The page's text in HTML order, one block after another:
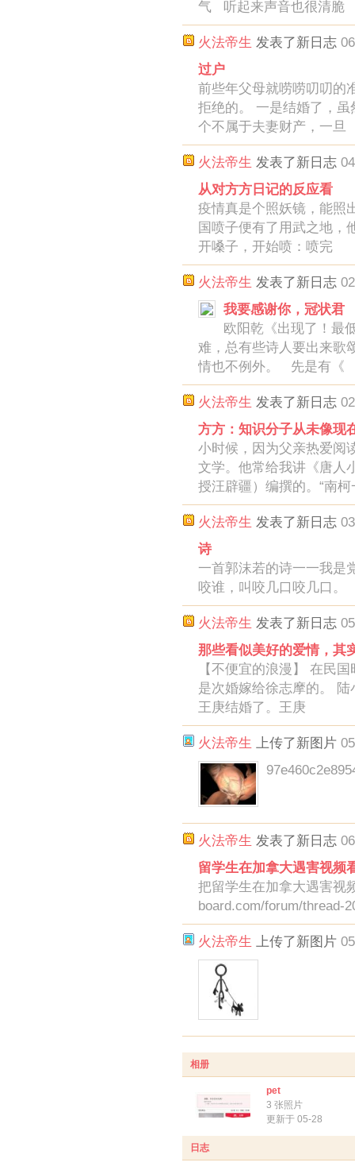
气 听起来声音也很清脆
火法帝生 发表了新日志
过户
前些年父母就唠唠叨叨的
拒绝的。 一是结婚了，
个不属于夫妻财产，一旦
火法帝生 发表了新日志
从对方方日记的反应看
疫情真是个照妖镜，能照
国喷子便有了用武之地，
开嗓子，开始喷：喷完
火法帝生 发表了新日志
我要感谢你，冠状君
欧阳乾《出现了！最
难，总有些诗人要出来歌
情也不例外。 先是有《
火法帝生 发表了新日志
方方：知识分子从未像现
小时候，因为父亲热爱阅
文学。他常给我讲《唐人
授汪辟疆）编撰的。“南柯
火法帝生 发表了新日志
诗
一首郭沫若的诗一一我是
咬谁，叫咬几口咬几口。
火法帝生 发表了新日志
那些看似美好的爱情，其
【不便宜的浪漫】 在民
是次婚嫁给徐志摩的。
王庚结婚了。王庚
火法帝生 上传了新图片
火法帝生 发表了新日志
留学生在加拿大遇害视频
把留学生在加拿大遇害
board.com/forum/thread-
火法帝生 上传了新图片
相册
pet
3 张照片
更新于 05-28
日志